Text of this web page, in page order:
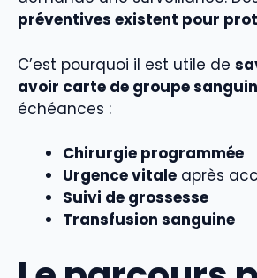
préventives existent pour
C’est pourquoi il est utile de
avoir carte de groupe sanguin
échéances :
Chirurgie programmée
Urgence vitale après
Suivi de grossesse
Transfusion sanguine